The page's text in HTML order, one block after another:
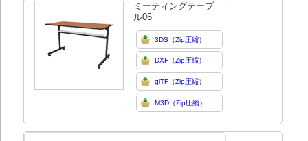
ミーティングテーブ
ル06
3DS（Zip圧縮）
DXF（Zip圧縮）
glTF（Zip圧縮）
M3D（Zip圧縮）